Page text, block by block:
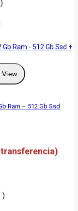
View
Ram – 512 Gb Ssd
)